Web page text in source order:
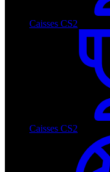
Caisses CS2
Caisses CS2